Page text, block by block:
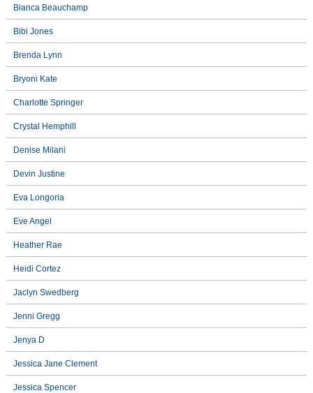
Bianca Beauchamp
Bibi Jones
Brenda Lynn
Bryoni Kate
Charlotte Springer
Crystal Hemphill
Denise Milani
Devin Justine
Eva Longoria
Eve Angel
Heather Rae
Heidi Cortez
Jaclyn Swedberg
Jenni Gregg
Jenya D
Jessica Jane Clement
Jessica Spencer